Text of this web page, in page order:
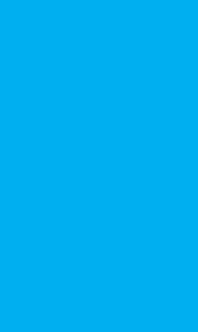
bơm ly tâm tốc độ
gia cố sợi thủy tinh